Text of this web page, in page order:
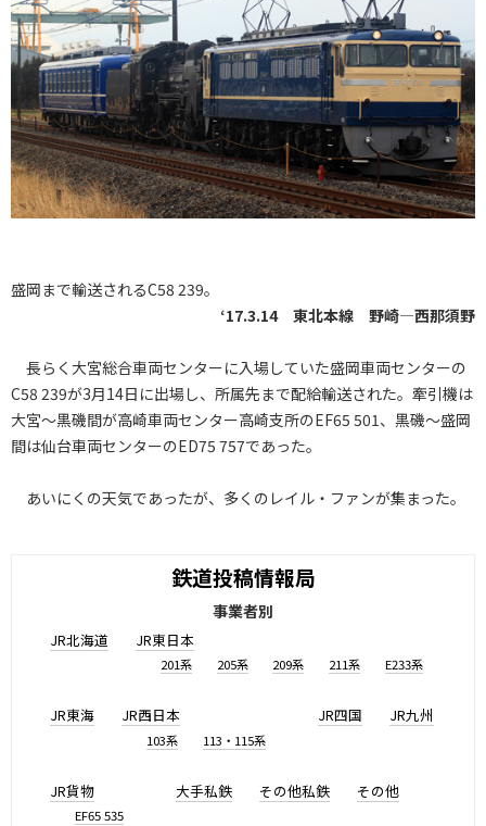
盛岡まで輸送されるC58 239。
‘17.3.14 東北本線 野崎―西那須野
長らく大宮総合車両センターに入場していた盛岡車両センターの
C58 239が3月14日に出場し、所属先まで配給輸送された。牽引機は
大宮～黒磯間が高崎車両センター高崎支所のEF65 501、黒磯～盛岡
間は仙台車両センターのED75 757であった。
あいにくの天気であったが、多くのレイル・ファンが集まった。
鉄道投稿情報局
事業者別
JR北海道 JR東日本
201系 205系 209系 211系 E233系
JR東海 JR西日本
103系 113・115系
JR四国 JR九州
JR貨物
EF65 535
大手私鉄 その他私鉄 その他